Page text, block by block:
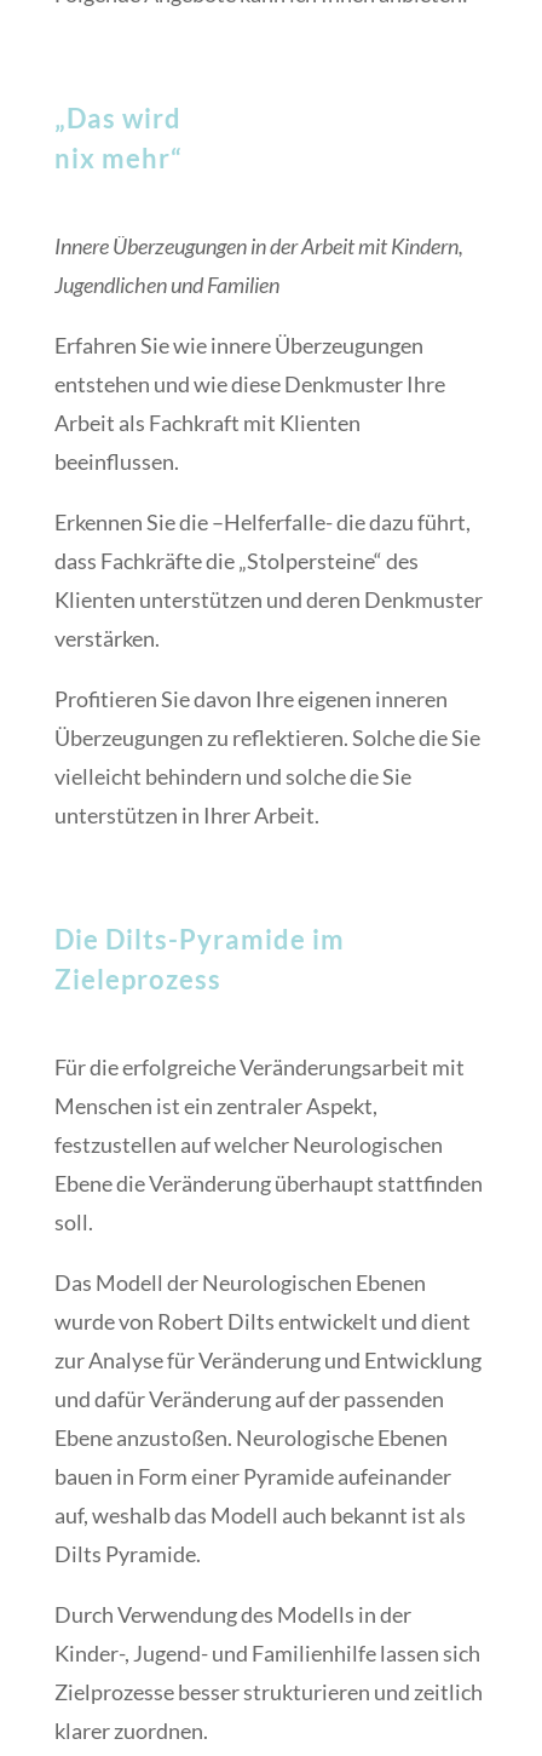
„Das wird
nix mehr“
Innere Überzeugungen in der Arbeit mit Kindern,
Jugendlichen und Familien
Erfahren Sie wie innere Überzeugungen
entstehen und wie diese Denkmuster Ihre
Arbeit als Fachkraft mit Klienten
beeinflussen.
Erkennen Sie die –Helferfalle- die dazu führt,
dass Fachkräfte die „Stolpersteine“ des
Klienten unterstützen und deren Denkmuster
verstärken.
Profitieren Sie davon Ihre eigenen inneren
Überzeugungen zu reflektieren. Solche die Sie
vielleicht behindern und solche die Sie
unterstützen in Ihrer Arbeit.
Die Dilts-Pyramide im
Zieleprozess
Für die erfolgreiche Veränderungsarbeit mit
Menschen ist ein zentraler Aspekt,
festzustellen auf welcher Neurologischen
Ebene die Veränderung überhaupt stattfinden
soll.
Das Modell der Neurologischen Ebenen
wurde von Robert Dilts entwickelt und dient
zur Analyse für Veränderung und Entwicklung
und dafür Veränderung auf der passenden
Ebene anzustoßen. Neurologische Ebenen
bauen in Form einer Pyramide aufeinander
auf, weshalb das Modell auch bekannt ist als
Dilts Pyramide.
Durch Verwendung des Modells in der
Kinder-, Jugend- und Familienhilfe lassen sich
Zielprozesse besser strukturieren und zeitlich
klarer zuordnen.